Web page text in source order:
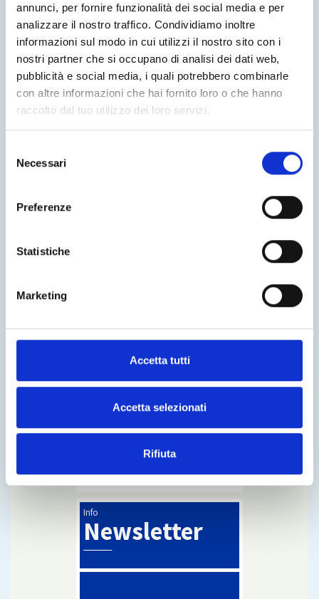
annunci, per fornire funzionalità dei social media e per
analizzare il nostro traffico. Condividiamo inoltre
informazioni sul modo in cui utilizzi il nostro sito con i
nostri partner che si occupano di analisi dei dati web,
pubblicità e social media, i quali potrebbero combinarle
con altre informazioni che hai fornito loro o che hanno
raccolto dal tuo utilizzo dei loro servizi.
delNecessari
Preferenze
Statistiche
Marketing
Accetta tutti
Accetta selezionati
Rifiuta
L’intero processo di creazione dei letti
Noctis è così: dal design sino all’ultimo
sguardo prima di chiudere la
Per veri sognatori
Sfoglia i cataloghi e i numeri di N-
Magazine con le novità e collezioni
Leggi
Info
Newsletter